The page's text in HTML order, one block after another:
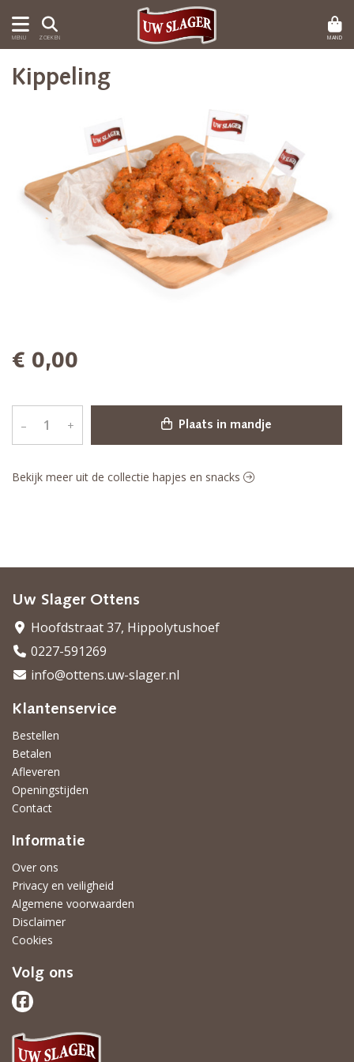
MENU ZOEKEN MAND
Kippeling
€ 0,00
– + Plaats in mandje
Bekijk meer uit de collectie hapjes en snacks
Uw Slager Ottens
Hoofdstraat 37, Hippolytushoef
0227-591269
info@ottens.uw-slager.nl
Klantenservice
Bestellen
Betalen
Afleveren
Openingstijden
Contact
Informatie
Over ons
Privacy en veiligheid
Algemene voorwaarden
Disclaimer
Cookies
Volg ons